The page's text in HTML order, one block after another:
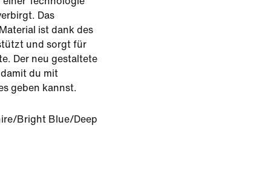
Das
ist dank des
und sorgt für
Der neu gestaltete
du mit
geben kannst.
Bright Blue/Deep